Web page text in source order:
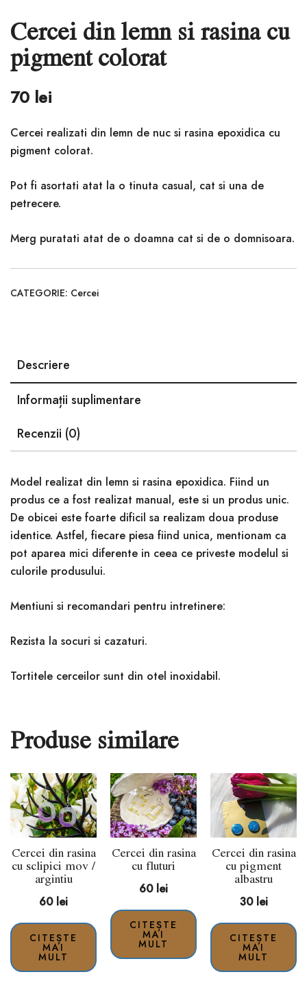
Cercei din lemn si rasina cu
pigment colorat
70 lei
Cercei realizati din lemn de nuc si rasina epoxidica cu
pigment colorat.
Pot fi asortati atat la o tinuta casual, cat si una de
petrecere.
Merg puratati atat de o doamna cat si de o domnisoara.
CATEGORIE: Cercei
Descriere
Informații suplimentare
Recenzii (0)
Model realizat din lemn si rasina epoxidica. Fiind un
produs ce a fost realizat manual, este si un produs unic.
De obicei este foarte dificil sa realizam doua produse
identice. Astfel, fiecare piesa fiind unica, mentionam ca
pot aparea mici diferente in ceea ce priveste modelul si
culorile produsului.
Mentiuni si recomandari pentru intretinere:
Rezista la socuri si cazaturi.
Tortitele cerceilor sunt din otel inoxidabil.
Produse similare
Cercei din rasina
cu sclipici mov /
argintiu
60 lei
CITEȘTE
MAI
MULT
Cercei din rasina
cu fluturi
60 lei
CITEȘTE
MAI
MULT
Cercei din rasina
cu pigment
albastru
30 lei
CITEȘTE
MAI
MULT